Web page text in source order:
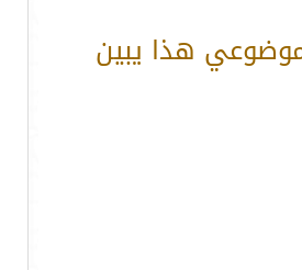
هذا يبين